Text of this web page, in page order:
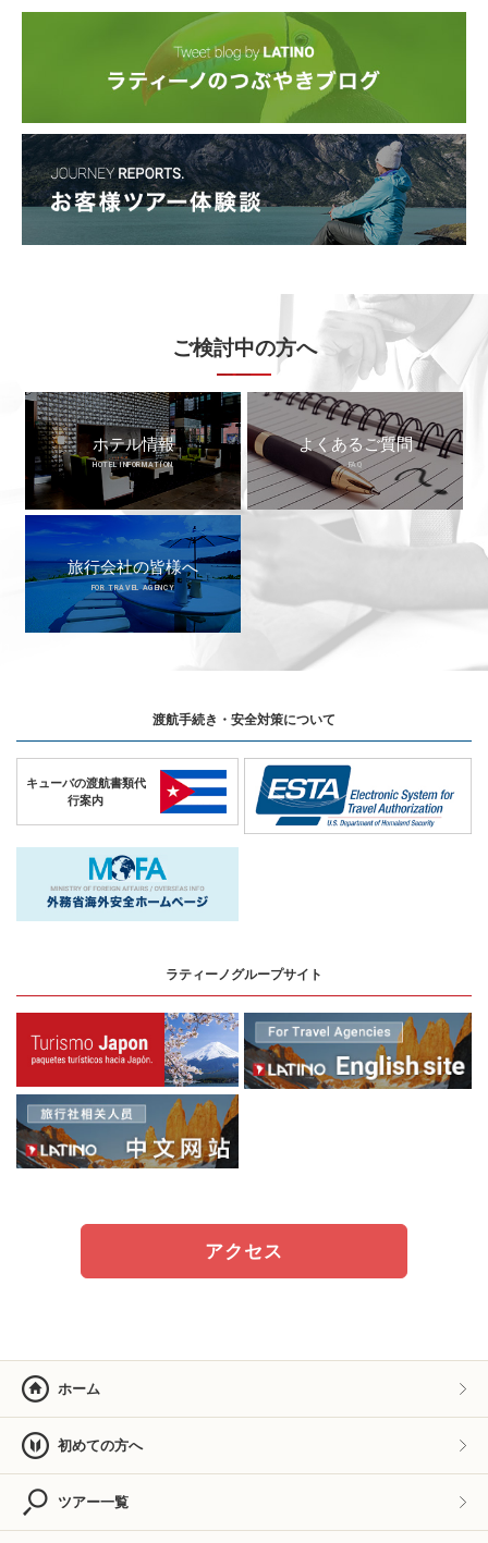
ご検討中の方へ
ホテル情報
HOTEL INFORMATION
よくあるご質問
FAQ
旅行会社の皆様へ
FOR TRAVEL AGENCY
ラティーノグループサイト
アクセス
渡航手続き・安全対策について
キューバの渡航書類代
行案内
ホーム
初めての方へ
ツアー一覧